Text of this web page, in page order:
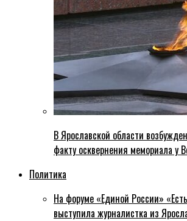
В Ярославской области
факту осквернения мемориала у
Политика
На форуме «Единой России»
выступила журналистка из